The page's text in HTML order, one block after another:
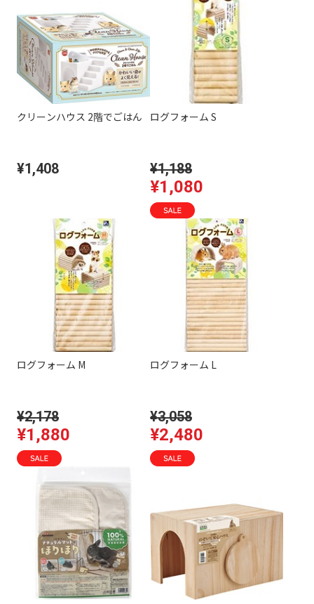
クリーンハウス 2階でごはん
¥1,408
ログフォーム S
¥1,188
¥1,080
ログフォーム M
¥2,178
¥1,880
ログフォーム L
¥3,058
¥2,480